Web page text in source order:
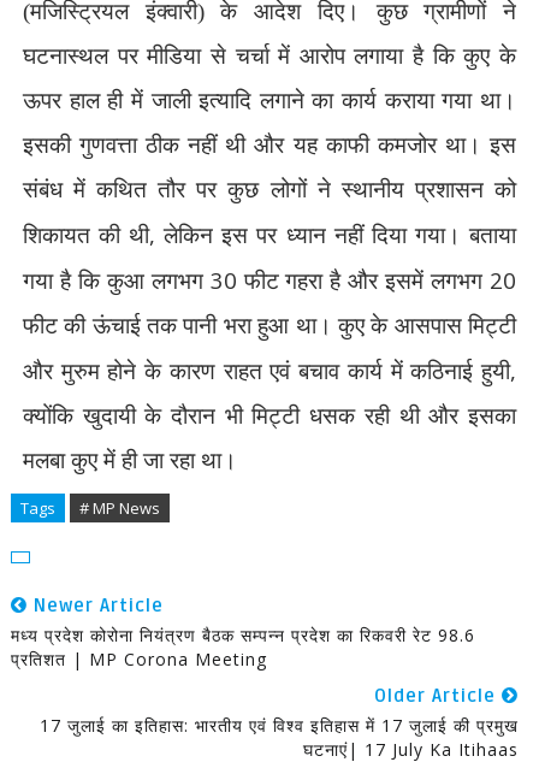
(मजिस्ट्रियल इंक्वारी) के आदेश दिए। कुछ ग्रामीणों ने
घटनास्थल पर मीडिया से चर्चा में आरोप लगाया है कि कुए के
ऊपर हाल ही में जाली इत्यादि लगाने का कार्य कराया गया था।
इसकी गुणवत्ता ठीक नहीं थी और यह काफी कमजोर था। इस
संबंध में कथित तौर पर कुछ लोगों ने स्थानीय प्रशासन को
शिकायत की थी,लेकिन इस पर ध्यान नहीं दिया गया। बताया
गया है कि कुआ लगभग 30फीट गहरा है और इसमें लगभग 20
फीट की ऊंचाई तक पानी भरा हुआ था। कुए के आसपास मिट्टी
और मुरुम होने के कारण राहत एवं बचाव कार्य में कठिनाई हुयी,
क्योंकि खुदायी के दौरान भी मिट्टी धसक रही थी और इसका
मलबा कुए में ही जा रहा था।
Tags # MP News
Newer Article
मध्य प्रदेश कोरोना नियंत्रण बैठक सम्पन्न प्रदेश का रिकवरी रेट 98.6
प्रतिशत | MP Corona Meeting
Older Article
17 जुलाई का इतिहास: भारतीय एवं विश्व इतिहास में 17 जुलाई की प्रमुख
घटनाएं| 17 July Ka Itihaas